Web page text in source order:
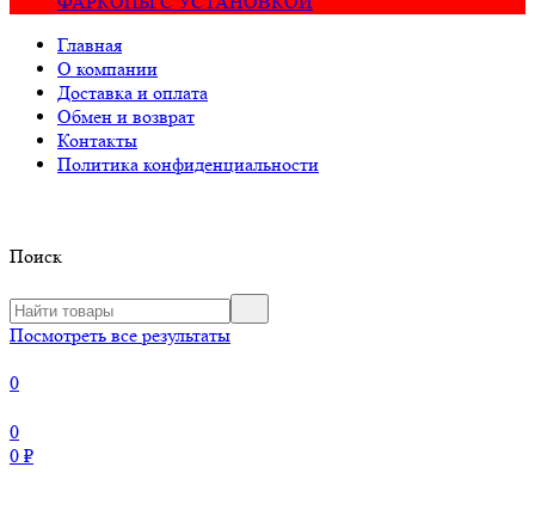
Главная
О компании
Доставка и оплата
Обмен и возврат
Контакты
Политика конфиденциальности
Поиск
Посмотреть все результаты
0
0
0 ₽